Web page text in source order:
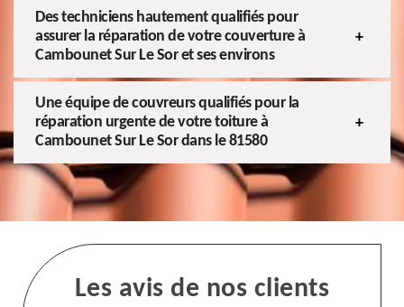
Des techniciens hautement qualifiés pour
assurer la réparation de votre couverture à
Cambounet Sur Le Sor et ses environs
Une équipe de couvreurs qualifiés pour la
réparation urgente de votre toiture à
Cambounet Sur Le Sor dans le 81580
Les avis de nos clients